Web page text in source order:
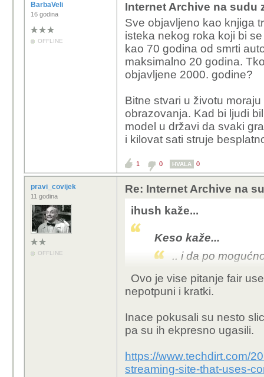
BarbaVeli
16 godina
OFFLINE
Internet Archive na sudu
Sve objavljeno kao knjiga
isteka nekog roka koji bi
kao 70 godina od smrti
maksimalno 20 godina.
objavljene 2000. godine?
Bitne stvari u životu
obrazovanja. Kad bi ljudi
model u državi da svaki
i kilovat sati struje
1 0 HVALA 0
pravi_covijek
11 godina
OFFLINE
Re: Internet Archive na
ihush kaže...
Keso kaže...
.. i da po
-to ne prolazi, tj ona
primjerak pročitan iz
-tj jedina stvar koja
to ne uključuje
'kopirati' tuđe djelo i
prava...
Ovo je vise pitanje fair
nepotpuni i kratki.
Inace pokusali su nesto
pa su ih ekpresno ugasili.
https://www.techdirt.com/
streaming-site-that-uses-